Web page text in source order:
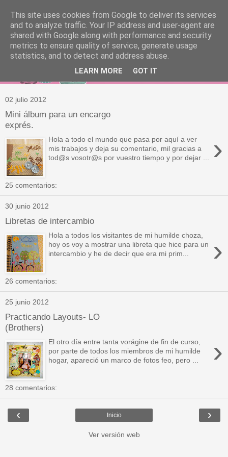
02 julio 2012
Mini álbum para un encargo
exprés.
›
Hola a todo el mundo que pasa por aquí a ver
mis trabajos y deja su comentario, mil gracias a
tod@s vosotr@s por vuestro tiempo y por dejar ...
25 comentarios:
30 junio 2012
Libretas de intercambio
›
Hola a todos los visitantes de mi humilde choza,
hoy os voy a mostrar una libreta que hice para un
intercambio y he de decir que era mi prim...
26 comentarios:
25 junio 2012
Practicando Layouts- LO
(Brothers)
›
El otro día entre tanta vorágine de fin de curso,
por parte de todos los miembros de mi humilde
hogar, apareció un marco de fotos feo, pero ...
28 comentarios:
‹ ›
Inicio
Ver versión web
This site uses cookies from Google to deliver its services
and to analyze traffic. Your IP address and user-agent are
shared with Google along with performance and security
metrics to ensure quality of service, generate usage
statistics, and to detect and address abuse.
LEARN MORE GOT IT